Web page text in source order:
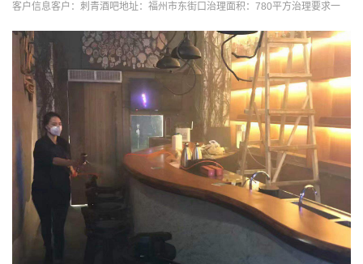
客户信息客户：刺青酒吧地址：福州市东街口治理面积：780平方治理要求一